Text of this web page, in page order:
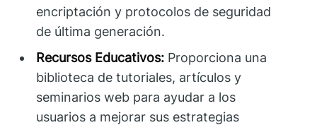
encriptación y protocolos de seguridad
de última generación.
Recursos Educativos: Proporciona una
biblioteca de tutoriales, artículos y
seminarios web para ayudar a los
usuarios a mejorar sus estrategias